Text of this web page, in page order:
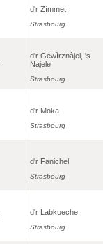
d'r Zìmmet
Strasbourg
d'r Gewìrznàjel, 's
Najele
Strasbourg
d'r Moka
Strasbourg
d'r Fanichel
Strasbourg
d'r Labkueche
Strasbourg